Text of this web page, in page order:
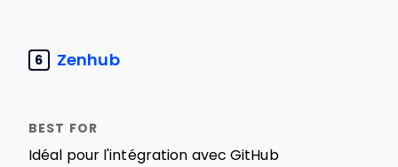
6 Zenhub
Idéal pour l'intégration avec GitHub